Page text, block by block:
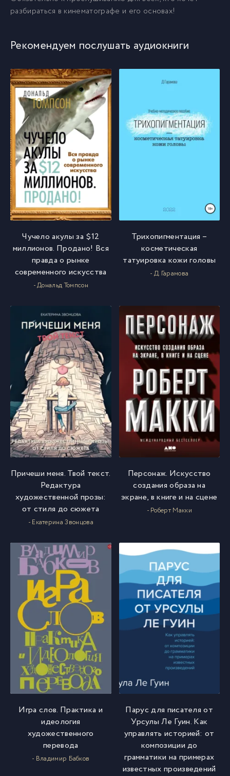
разбираться в кинематографе и его основах!
Рекомендуем послушать аудиокниги
Чучело акулы за $12
миллионов. Продано! Вся
правда о рынке
современного искусства
- Дональд Томпсон
Трихопигментация –
косметическая
татуировка кожи головы
- Д. Гарамова
Причеши меня. Твой текст.
Редактура
художественной прозы:
от стиля до сюжета
- Екатерина Звонцова
Персонаж. Искусство
создания образа на
экране, в книге и на сцене
- Роберт Макки
Игра слов. Практика и
идеология
художественного
перевода
- Владимир Бабков
Парус для писателя от
Урсулы Ле Гуин. Как
управлять историей: от
композиции до
грамматики на примерах
известных произведений